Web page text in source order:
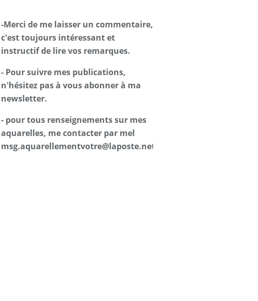
-Merci de me laisser un commentaire,
c'est toujours intéressant et
instructif de lire vos remarques.
- Pour suivre mes publications,
n'hésitez pas à vous abonner à ma
newsletter.
- pour tous renseignements sur mes
aquarelles, me contacter par mel
msg.aquarellementvotre@laposte.net